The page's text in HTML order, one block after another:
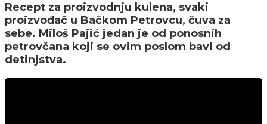
Recept za proizvodnju kulena, svaki
proizvođač u Bačkom Petrovcu, čuva za
sebe. Miloš Pajić jedan je od ponosnih
petrovčana koji se ovim poslom bavi od
detinjstva.